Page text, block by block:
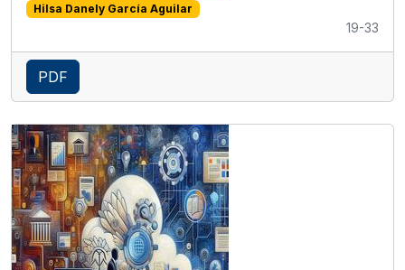
Hilsa Danely García Aguilar
19-33
PDF